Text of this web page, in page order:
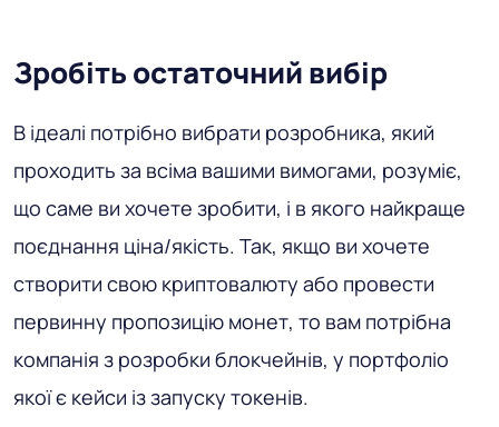
Зробіть остаточний вибір
В ідеалі потрібно вибрати розробника, який
проходить за всіма вашими вимогами, розуміє,
що саме ви хочете зробити, і в якого найкраще
поєднання ціна/якість. Так, якщо ви хочете
створити свою криптовалюту або провести
первинну пропозицію монет, то вам потрібна
компанія з розробки блокчейнів, у портфоліо
якої є кейси із запуску токенів.